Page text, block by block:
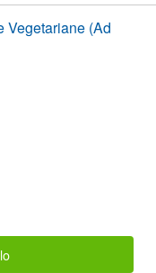
Vegetariane (Ad